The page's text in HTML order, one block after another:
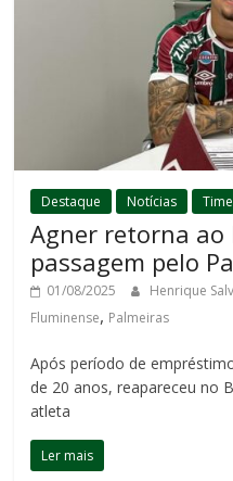
Destaque Notícias
Agner retorna ao
passagem pelo
01/08/2025 Henrique
Fluminense, Palmeiras
Após período de
de 20 anos, reapareceu no
atleta
Ler mais